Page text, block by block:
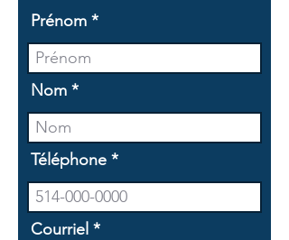
Prénom
Nom
Téléphone
Courriel